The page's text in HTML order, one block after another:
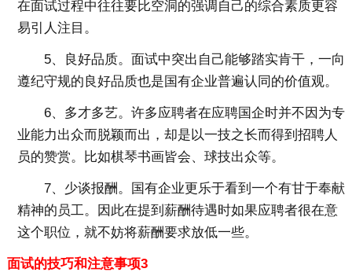
在面试过程中往往要比空洞的强调自己的综合素质更容
易引人注目。
5、良好品质。面试中突出自己能够踏实肯干，一向
遵纪守规的良好品质也是国有企业普遍认同的价值观。
6、多才多艺。许多应聘者在应聘国企时并不因为专
业能力出众而脱颖而出，却是以一技之长而得到招聘人
员的赞赏。比如棋琴书画皆会、球技出众等。
7、少谈报酬。国有企业更乐于看到一个有甘于奉献
精神的员工。因此在提到薪酬待遇时如果应聘者很在意
这个职位，就不妨将薪酬要求放低一些。
面试的技巧和注意事项3